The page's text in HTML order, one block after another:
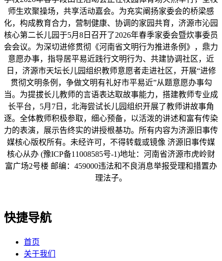
师生欢聚操场，共享活动嘉会。为充实阐扬家委会的桥梁感
化，构成教育合力，营制健康、协调的家园共育，济源市沁园
核心第二长儿园于5月8日召开了2026年春季家委会暨炊事委员
会会议。为深切进修贯彻《河南省文明行为推进条例》，鼎力
意愿办事，指导居平易近践行文明行为、共建协调社区，近
日，济源市天坛长儿园组织教师意愿者走进社区，开展“进修
贯彻文明条例，争做文明有礼好市平易近”从题意愿办事勾
当。为提拔长儿教师的言语表达取故事能力，搭建教师专业成
长平台，5月7日，北海尝试长儿园组织开展了教师讲故事角
逐。全体教师积极参取，细心预备，以活泼的讲述和富有传染
力的表演，展示告终实的讲授根基功。所有内容为济源旧事传
媒核心版权所有。未经许可，不得转载或镜像 济源旧事传媒
核心从办 (豫ICP备11008585号-1)地址：河南省济源市虎岭财
富广场2号楼 邮编：459000违法和不良消息举报受理和措置办
理法子。
快捷导航
首页
关于我们